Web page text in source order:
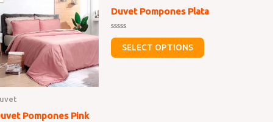
Pompones Pink
Duvet Pompones Plata
Rated
0
of
SELECT OPTIONS